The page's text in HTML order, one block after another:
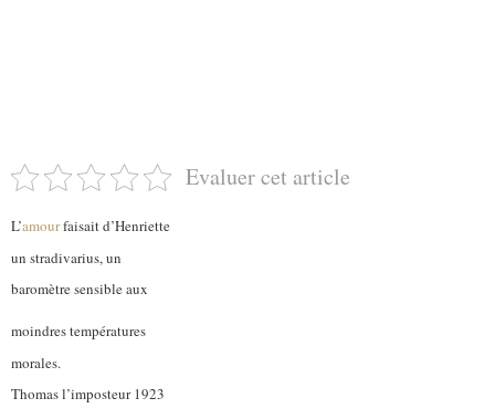
Evaluer cet article
L’amourfaisait d’Henriette
un stradivarius, un
baromètre sensible aux
moindres températures
morales.
Thomas l’imposteur 1923